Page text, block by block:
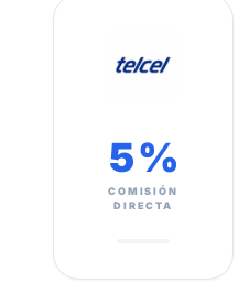
5 %
COMISIÓN
DIRECTA